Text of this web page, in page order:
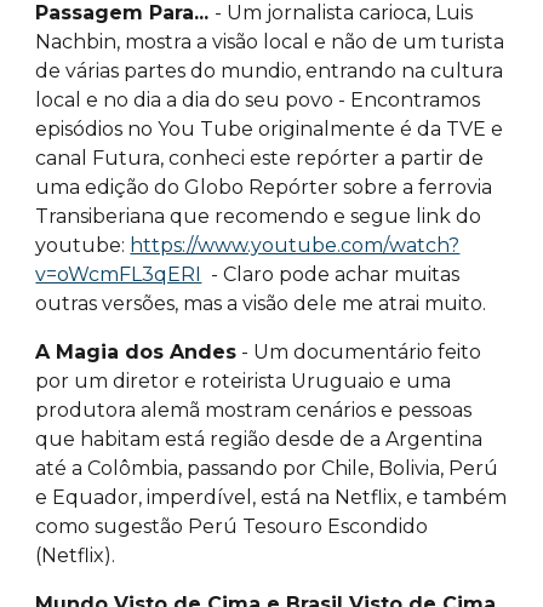
Passagem Para... - Um jornalista carioca, Luis
Nachbin, mostra a visão local e não de um turista
de várias partes do mundio, entrando na cultura
local e no dia a dia do seu povo - Encontramos
episódios no You Tube originalmente é da TVE e
canal Futura, conheci este repórter a partir de
uma edição do Globo Repórter sobre a ferrovia
Transiberiana que recomendo e segue link do
youtube: https://www.youtube.com/watch?
v=oWcmFL3qERI - Claro pode achar muitas
outras versões, mas a visão dele me atrai muito.
A Magia dos Andes - Um documentário feito
por um diretor e roteirista Uruguaio e uma
produtora alemã mostram cenários e pessoas
que habitam está região desde de a Argentina
até a Colômbia, passando por Chile, Bolivia, Perú
e Equador, imperdível, está na Netflix, e também
como sugestão Perú Tesouro Escondido
(Netflix).